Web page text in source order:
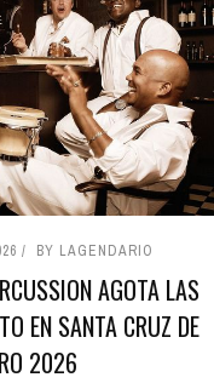
BY LAGENDARIO
AGOTA LAS
EN SANTA CRUZ DE
2026